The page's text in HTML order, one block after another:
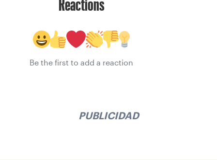
Reactions
Be the first to add a reaction
PUBLICIDAD